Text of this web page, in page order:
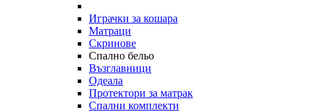
Играчки за кошара
Матраци
Скринове
Спално бельо
Възглавници
Одеала
Протектори за матрак
Спални комплекти